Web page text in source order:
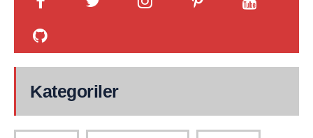
Kategoriler